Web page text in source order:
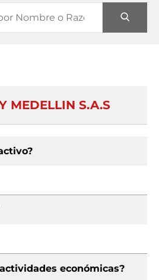
MEDELLIN S.A.S
económicas?